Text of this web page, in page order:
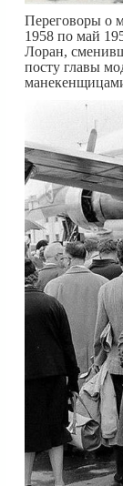
Переговоры о
1958 по май
Лоран,
посту главы